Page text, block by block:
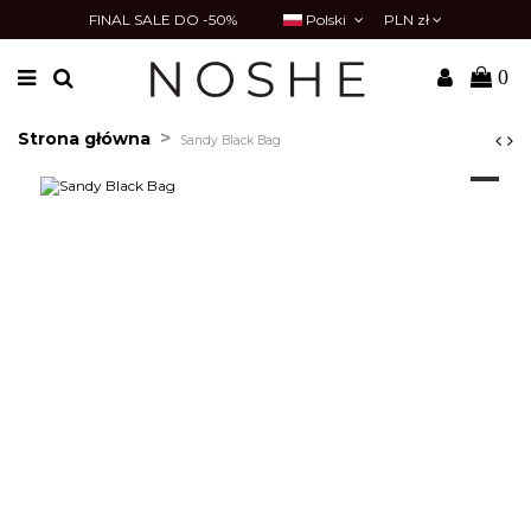
FINAL SALE DO -50% Polski PLN zł
0
Strona główna Sandy Black Bag